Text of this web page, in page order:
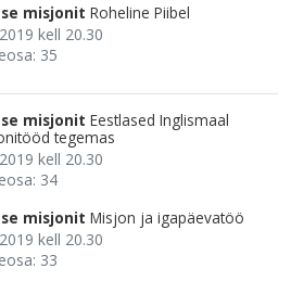
misjonit Roheline Piibel
kell 20.30
35
misjonit Eestlased Inglismaal
tegemas
kell 20.30
34
misjonit Misjon ja igapäevatöö
kell 20.30
33